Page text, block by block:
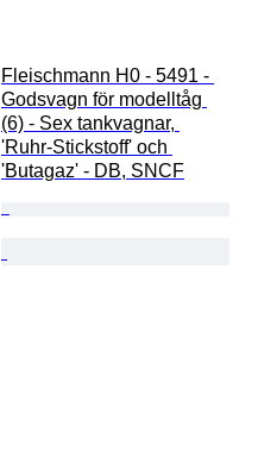
Fleischmann H0 - 5491 -
Godsvagn för modelltåg
(6) - Sex tankvagnar,
'Ruhr-Stickstoff' och
'Butagaz' - DB, SNCF